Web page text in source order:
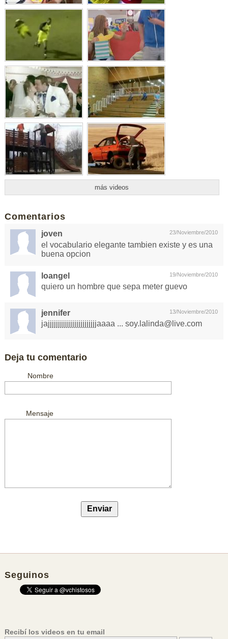
más videos
Comentarios
23/Noviembre/2010
joven
el vocabulario elegante tambien existe y es una
buena opcion
19/Noviembre/2010
loangel
quiero un hombre que sepa meter guevo
13/Noviembre/2010
jennifer
jajjjjjjjjjjjjjjjjjjjjjjjjaaaa ...soy.lalinda@live.com
Deja tu comentario
Nombre
Mensaje
Seguinos
Recibí los videos en tu email